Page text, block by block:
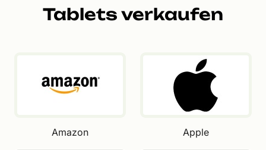
Tablets verkaufen
Amazon Apple